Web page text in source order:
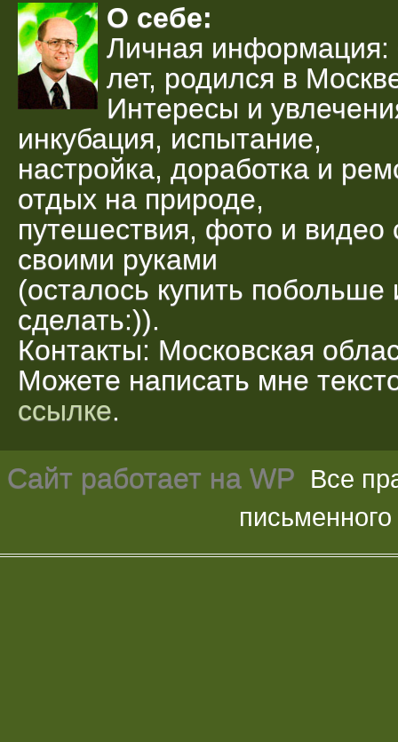
О себе:
Личная информация:
лет, родился в
Интересы и
инкубация, испытание,
настройка, доработка и
отдых на природе,
путешествия, фото и
своими руками
(осталось купить
сделать:)).
Контакты: Московская
Можете написать мне
ссылке.
Сайт работает на WP
Все